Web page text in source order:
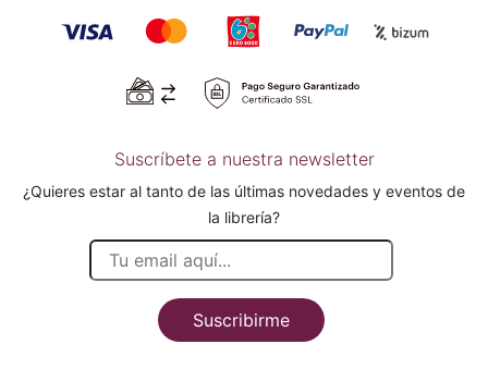
Suscríbete a nuestra newsletter
¿Quieres estar al tanto de las últimas novedades y eventos de
la librería?
Suscribirme